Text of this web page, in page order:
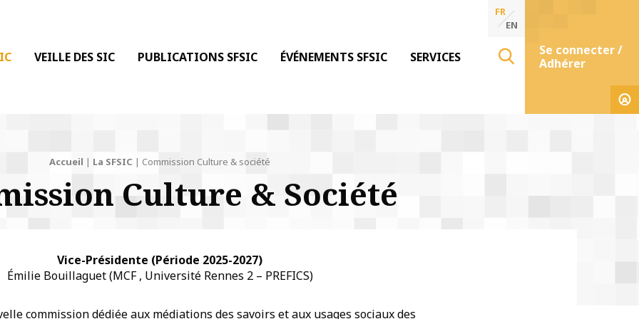
LA COMMUNICATION
VEILLE DES SIC PUBLICATIONS SFSIC ÉVÉNEMENTS SFSIC SERVICES
FR
EN
Se connecter /
Adhérer
Accueil | La SFSIC | Commission Culture & société
Culture & Société
Vice-Présidente (Période 2025-2027)
Émilie Bouillaguet (MCF , Université Rennes 2 – PREFICS)
commission dédiée aux médiations des savoirs et aux usages sociaux des